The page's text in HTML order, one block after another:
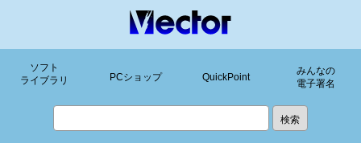
ソフト
ライブラリ
PCショップ QuickPoint
みんなの
電子署名